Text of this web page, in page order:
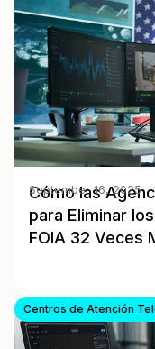
Cómo las
para Eliminar
FOIA 32 Veces
September 16, 2025
Centros de Atención